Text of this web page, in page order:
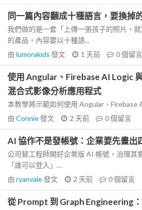
同一篇內容翻成十種語言，要換掉
我們做的是一套「上傳一張孩子的照片，就
的產品，內容要以十種語...
由 lumorakids 發文 1 天前 0個留言
使用 Angular、Firebase AI Logic
混合式影像分析應用程式
本教學將示範如何使用 Angular、Firebase
由 Connie發文 2 天前 0個留言
AI 協作不是發帳號：企業要先畫出
公司替工程師開好企業版 AI 帳號，治理其
「誰可以登入」...
由 ryanvale發文 2 天前 0個留言
從 Prompt 到 Graph Engineering